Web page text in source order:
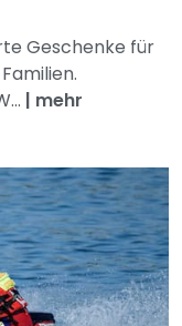
Geschenke für
| mehr